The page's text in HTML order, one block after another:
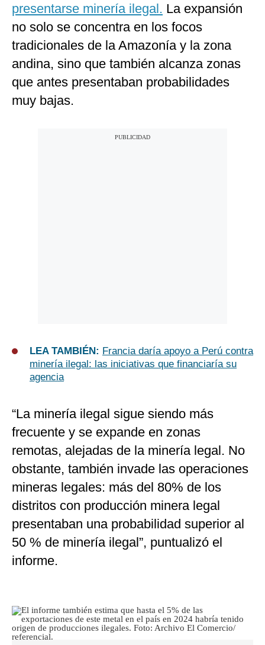
presentarse minería ilegal. La expansión
no solo se concentra en los focos
tradicionales de la Amazonía y la zona
andina, sino que también alcanza zonas
que antes presentaban probabilidades
muy bajas.
LEA TAMBIÉN: Francia daría apoyo a Perú contra
minería ilegal: las iniciativas que financiaría su
agencia
“La minería ilegal sigue siendo más
frecuente y se expande en zonas
remotas, alejadas de la minería legal. No
obstante, también invade las operaciones
mineras legales: más del 80% de los
distritos con producción minera legal
presentaban una probabilidad superior al
50 % de minería ilegal”, puntualizó el
informe.